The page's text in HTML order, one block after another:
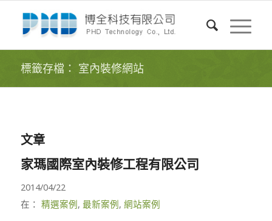
標籤存檔： 室內裝修網站
文章
家瑪國際室內裝修工程有限公司
2014/04/22
在： 精選案例, 最新案例, 網站案例